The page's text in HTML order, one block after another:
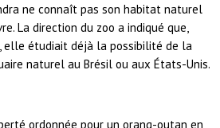
ne connaît pas son habitat naturel
La direction du zoo a indiqué que,
elle étudiait déjà la possibilité de la
naturel au Brésil ou aux États-Unis.